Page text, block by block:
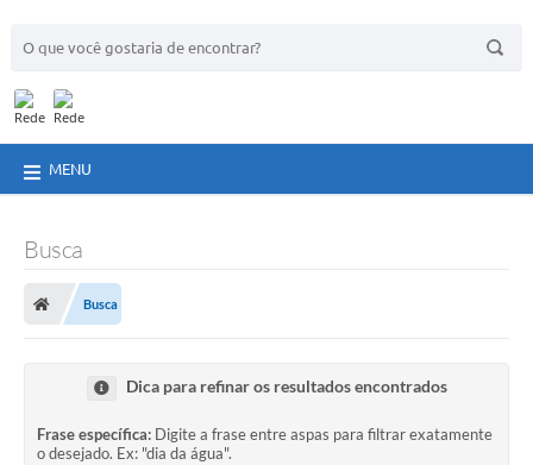
MENU
Busca
Busca
Dica para refinar os resultados encontrados
Frase específica: Digite a frase entre aspas para filtrar exatamente
o desejado. Ex: "dia da água".